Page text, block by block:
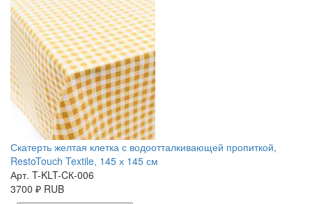
Скатерть желтая клетка с водоотталкивающей пропиткой,
RestoTouch Textile, 145 х 145 см
Арт. T-KLT-CК-006
3700 ₽ RUB